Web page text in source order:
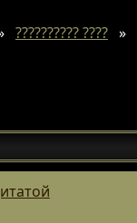
?????????? ???? »